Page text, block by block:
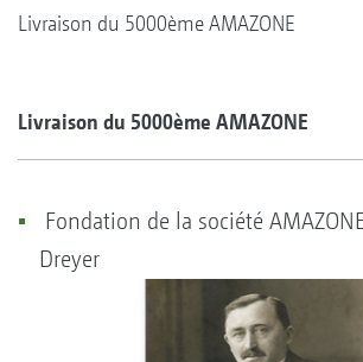
Livraison du 5000ème AMAZONE
Livraison du 5000ème AMAZONE
Fondation de la société
Dreyer